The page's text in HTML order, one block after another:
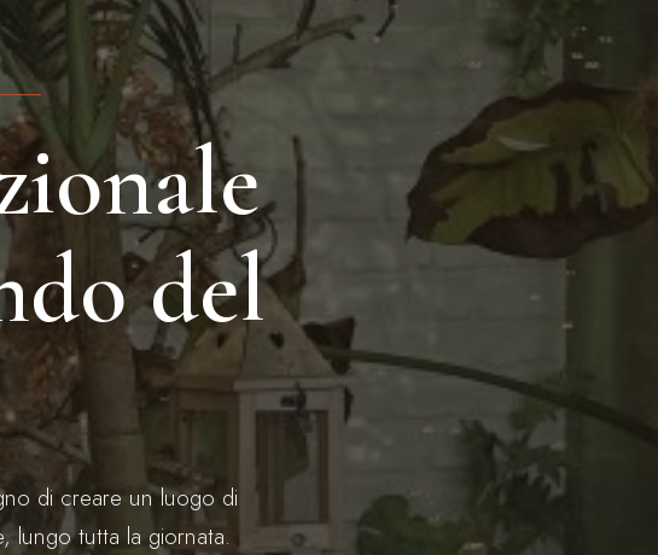
del
di creare un luogo di
lungo tutta la giornata.